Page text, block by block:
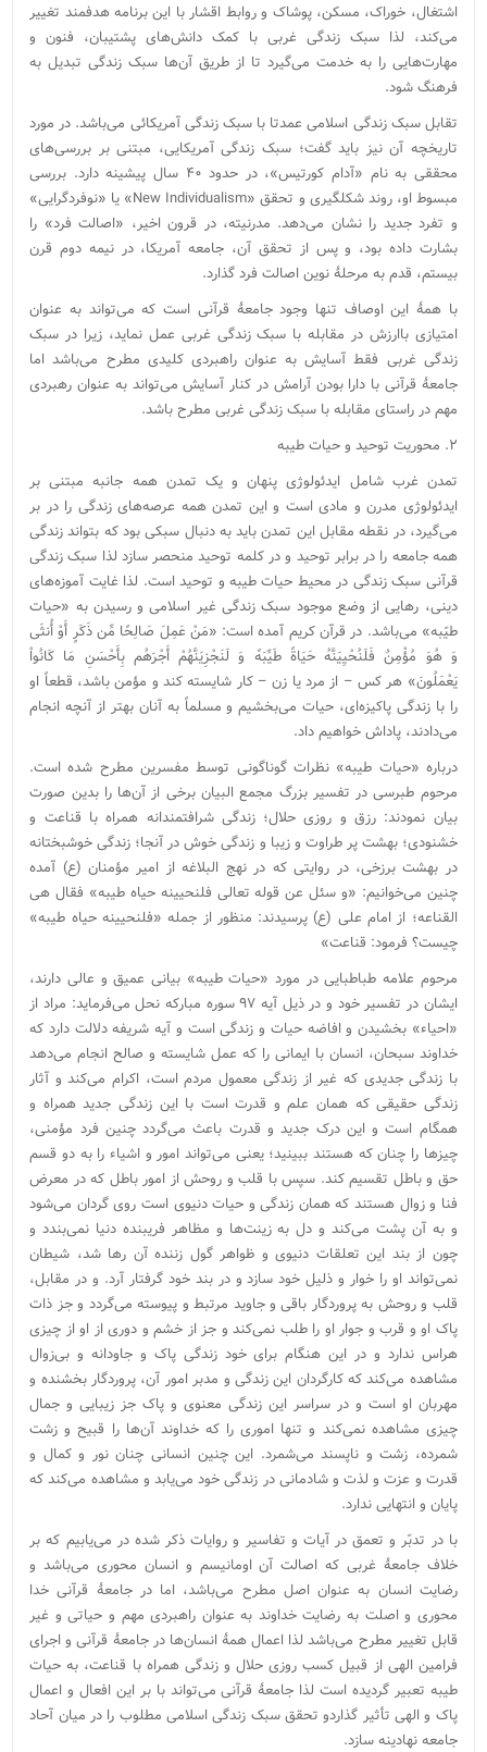
اشتغال، خوراک، مسکن، پوشاک و روابط اقشار با این برنامه هدفمند تغییر
می‌کند، لذا سبک زندگی غربی با کمک دانش‌های پشتیبان، فنون و
مهارت‌هایی را به خدمت می‌گیرد تا از طریق آن‌ها سبک زندگی تبدیل به
فرهنگ شود.
تقابل سبک زندگی اسلامی عمدتا با سبک زندگی آمریکائی می‌باشد. در مورد
تاریخچه آن نیز باید گفت؛ سبک زندگی آمریکایی، مبتنی بر بررسی‌های
محققی به نام «آدام کورتیس»، در حدود ۴۰ سال پیشینه دارد. بررسی
مبسوط او، روند شکل‎گیری و تحقق «New Individualism» یا «نوفردگرایی»
و تفرد جدید را نشان می‌‎دهد. مدرنیته، در قرون اخیر، «اصالت فرد» را
بشارت داده بود، و پس از تحقق آن، جامعه آمریکا، در نیمه دوم قرن
بیستم، قدم به مرحلهٔ نوین اصالت فرد گذارد.
با همۀ این اوصاف تنها وجود جامعۀ قرآنی است که می‌تواند به عنوان
امتیازی باارزش در مقابله با سبک زندگی غربی عمل نماید، زیرا در سبک
زندگی غربی فقط آسایش به عنوان راهبردی کلیدی مطرح می‌باشد اما
جامعۀ قرآنی با دارا بودن آرامش در کنار آسایش می‌تواند به عنوان رهبردی
مهم در راستای مقابله با سبک زندگی غربی مطرح باشد.
۲. محوریت توحید و حیات طیبه
تمدن غرب شامل ایدئولوژی پنهان و یک تمدن همه جانبه مبتنی بر
ایدئولوژی مدرن و مادی است و این تمدن همه عرصه‌های زندگی را در بر
می‌گیرد، در نقطه مقابل این تمدن باید به دنبال سبکی بود که بتواند زندگی
همه جامعه را در برابر توحید و در کلمه توحید منحصر سازد لذا سبک زندگی
قرآنی سبک زندگی در محیط حیات طیبه و توحید است. لذا غایت آموزه‌های
دینی، رهایی از وضع موجود سبک زندگی غیر اسلامی و رسیدن به «حیات
طیّبه» می‌باشد. در قرآن کریم آمده است: «مَنْ عَمِلَ صَالِحًا مِّن ذَکَرٍ أَوْ أُنثَى
وَ هُوَ مُؤْمِنٌ فَلَنُحْیِیَنَّهُ حَیَاﺓً طَیِّبَهً وَ لَنَجْزِیَنَّهُمْ أَجْرَهُم بِأَحْسَنِ مَا کَانُواْ
یَعْمَلُونَ» هر کس – از مرد یا زن – کار شایسته کند و مؤمن باشد، قطعاً او
را با زندگی پاکیزه‌ای، حیات می‌بخشیم و مسلماً به آنان بهتر از آنچه انجام
می‌دادند، پاداش خواهیم داد.
درباره «حیات طیبه» نظرات گوناگونی توسط مفسرین مطرح شده است.
مرحوم طبرسی در تفسیر بزرگ مجمع البیان برخی از آن‌ها را بدین صورت
بیان نمودند: رزق و روزی حلال؛ زندگی شرافتمندانه همراه با قناعت و
خشنودی؛ بهشت پر طراوت و زیبا و زندگی خوش در آنجا؛ زندگی خوشبختانه
در بهشت برزخی، در روایتی که در نهج البلاغه از امیر مؤمنان (ع) آمده
چنین می‌خوانیم: «و سئل عن قوله تعالی فلنحیینه حیاه طیبه» فقال هی
القناعه؛ از امام علی (ع) پرسیدند: منظور از جمله «فلنحیینه حیاه طیبه»
چیست؟ فرمود: قناعت»
مرحوم علامه طباطبایی در مورد «حیات طیبه» بیانی عمیق و عالی دارند،
ایشان در تفسیر خود و در ذیل آیه ۹۷ سوره مبارکه نحل می‌فرماید: مراد از
«احیاء» بخشیدن و افاضه حیات و زندگی است و آیه شریفه دلالت دارد که
خداوند سبحان، انسان با ایمانی را که عمل شایسته و صالح انجام می‌دهد
با زندگی جدیدی که غیر از زندگی معمول مردم است، اکرام می‌کند و آثار
زندگی حقیقی که‌‌ همان علم و قدرت است با این زندگی جدید همراه و
همگام است و این درک جدید و قدرت باعث می‌گردد چنین فرد مؤمنی،
چیز‌ها را چنان که هستند ببینید؛ یعنی می‌تواند امور و اشیاء را به دو قسم
حق و باطل تقسیم کند. سپس با قلب و روحش از امور باطل که در معرض
فنا و زوال هستند که‌‌ همان زندگی و حیات دنیوی است روی گردان می‌شود
و به آن پشت می‌کند و دل به زینت‌ها و مظاهر فریبنده دنیا نمی‌بندد و
چون از بند این تعلقات دنیوی و ظواهر گول زننده آن‌‌ رها شد، شیطان
نمی‌تواند او را خوار و ذلیل خود سازد و در بند خود گرفتار آرد. و در مقابل،
قلب و روحش به پروردگار باقی و جاوید مرتبط و پیوسته می‌گردد و جز ذات
پاک او و قرب و جوار او را طلب نمی‌کند و جز از خشم و دوری از او از چیزی
هراس ندارد و در این هنگام برای خود زندگی پاک و جاودانه و بی‌زوال
مشاهده می‌کند که کارگردان این زندگی و مدبر امور آن، پروردگار بخشنده و
مهربان او است و در سراسر این زندگی معنوی و پاک جز زیبایی و جمال
چیزی مشاهده نمی‌کند و تنها اموری را که خداوند آن‌ها را قبیح و زشت
شمرده، زشت و ناپسند می‌شمرد. این چنین انسانی چنان نور و کمال و
قدرت و عزت و لذت و شادمانی در زندگی خود می‌یابد و مشاهده می‌کند که
پایان و انتهایی ندارد.
با در تدبّر و تعمق در آیات و تفاسیر و روایات ذکر شده در می‌یابیم که بر
خلاف جامعۀ غربی که اصالت آن اومانیسم و انسان محوری می‌باشد و
رضایت انسان به عنوان اصل مطرح می‌باشد، اما در جامعۀ قرآنی خدا
محوری و اصلت به رضایت خداوند به عنوان راهبردی مهم و حیاتی و غیر
قابل تغییر مطرح می‌باشد لذا اعمال همۀ انسان‌ها در جامعۀ قرآنی و اجرای
فرامین الهی از قبیل کسب روزی حلال و زندگی همراه با قناعت، به حیات
طیبه تعبیر گردیده است لذا جامعۀ قرآنی می‌تواند با بر این افعال و اعمال
پاک و الهی تأثیر گذاردو تحقق سبک زندگی اسلامی مطلوب را در میان آحاد
جامعه نهادینه سازد.